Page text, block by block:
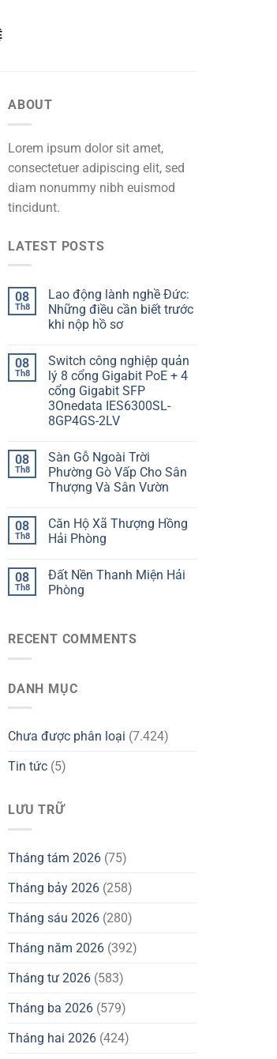
ABOUT
Lorem ipsum dolor sit amet,
consectetuer adipiscing elit, sed
diam nonummy nibh euismod
tincidunt.
LATEST POSTS
08
Th8
Lao động lành nghề Đức:
Những điều cần biết trước
khi nộp hồ sơ
08
Th8
Switch công nghiệp quản
lý 8 cổng Gigabit PoE + 4
cổng Gigabit SFP
3Onedata IES6300SL-
8GP4GS-2LV
08
Th8
Sàn Gỗ Ngoài Trời
Phường Gò Vấp Cho Sân
Thượng Và Sân Vườn
08
Th8
Căn Hộ Xã Thượng Hồng
Hải Phòng
08
Th8
Đất Nền Thanh Miện Hải
Phòng
RECENT COMMENTS
DANH MỤC
Chưa được phân loại (7.424)
Tin tức (5)
LƯU TRỮ
Tháng tám 2026 (75)
Tháng bảy 2026 (258)
Tháng sáu 2026 (280)
Tháng năm 2026 (392)
Tháng tư 2026 (583)
Tháng ba 2026 (579)
Tháng hai 2026 (424)